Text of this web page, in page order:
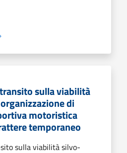
sulla viabilità
di
motoristica
temporaneo
sulla viabilità silvo-